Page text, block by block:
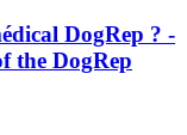
DogRep ? -
the DogRep